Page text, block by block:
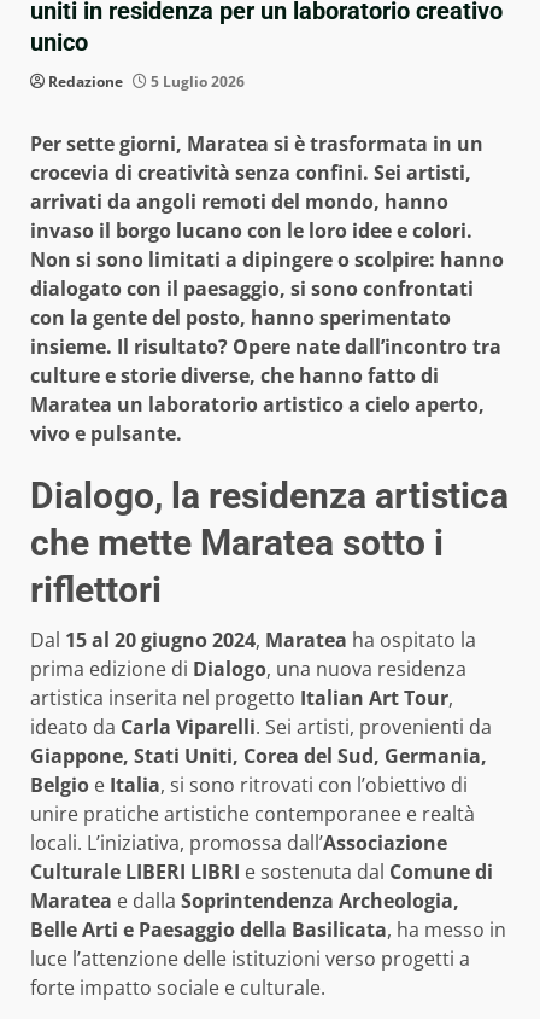
uniti in residenza per un laboratorio creativo
unico
Redazione 5 Luglio 2026
Per sette giorni, Maratea si è trasformata in un
crocevia di creatività senza confini. Sei artisti,
arrivati da angoli remoti del mondo, hanno
invaso il borgo lucano con le loro idee e colori.
Non si sono limitati a dipingere o scolpire: hanno
dialogato con il paesaggio, si sono confrontati
con la gente del posto, hanno sperimentato
insieme. Il risultato? Opere nate dall’incontro tra
culture e storie diverse, che hanno fatto di
Maratea un laboratorio artistico a cielo aperto,
vivo e pulsante.
Dialogo, la residenza artistica
che mette Maratea sotto i
riflettori
Dal 15 al 20 giugno 2024, Maratea ha ospitato la
prima edizione di Dialogo, una nuova residenza
artistica inserita nel progetto Italian Art Tour,
ideato da Carla Viparelli. Sei artisti, provenienti da
Giappone, Stati Uniti, Corea del Sud, Germania,
Belgio e Italia, si sono ritrovati con l’obiettivo di
unire pratiche artistiche contemporanee e realtà
locali. L’iniziativa, promossa dall’Associazione
Culturale LIBERI LIBRI e sostenuta dal Comune di
Maratea e dalla Soprintendenza Archeologia,
Belle Arti e Paesaggio della Basilicata, ha messo in
luce l’attenzione delle istituzioni verso progetti a
forte impatto sociale e culturale.